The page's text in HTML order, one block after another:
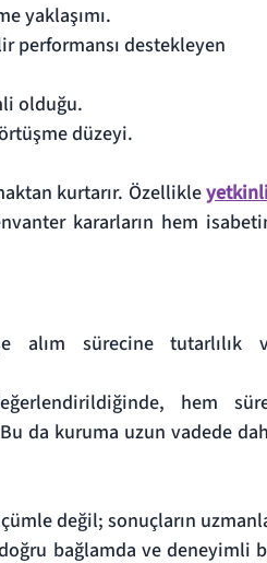
yaklaşımı.
performansı destekleyen
olduğu.
düzeyi.
kurtarır. Özellikle
kararların hem
alım sürecine tutarlılık
hem
da kuruma uzun vadede
değil; sonuçların
bağlamda ve deneyimli